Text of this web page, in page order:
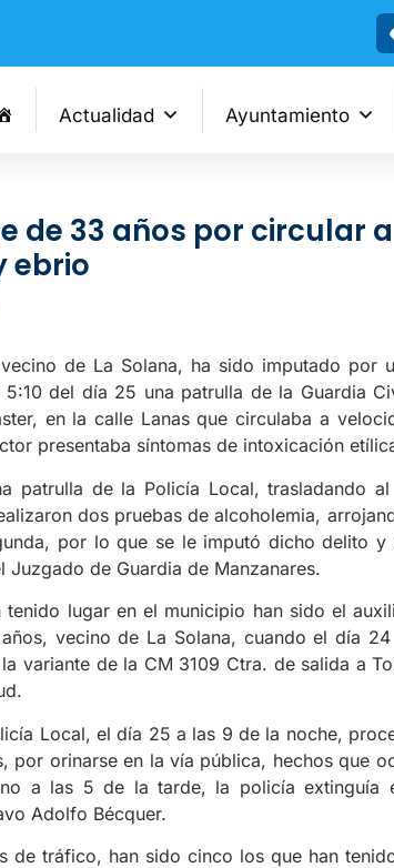
Actualidad Ayuntamiento
de 33 años por circular a
ebrio
de La Solana, ha sido imputado por
del día 25 una patrulla de la Guardia
en la calle Lanas que circulaba a
presentaba síntomas de intoxicación
de la Policía Local, trasladando al
dos pruebas de alcoholemia,
por lo que se le imputó dicho delito y
de Guardia de Manzanares.
lugar en el municipio han sido el
vecino de La Solana, cuando el día
variante de la CM 3109 Ctra. de salida a
el día 25 a las 9 de la noche,
por orinarse en la vía pública, hechos que
a las 5 de la tarde, la policía extinguía
Adolfo Bécquer.
han sido cinco los que han tenido